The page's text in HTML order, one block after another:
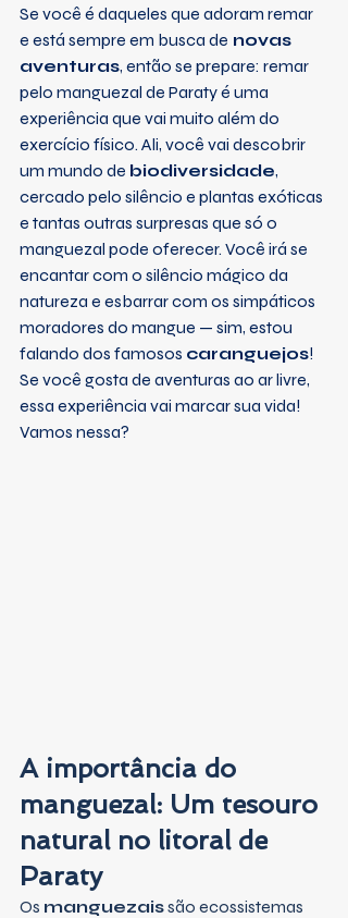
Se você é daqueles que adoram remar
e está sempre em busca de novas
aventuras, então se prepare: remar
pelo manguezal de Paraty é uma
experiência que vai muito além do
exercício físico. Ali, você vai descobrir
um mundo de biodiversidade,
cercado pelo silêncio e plantas exóticas
e tantas outras surpresas que só o
manguezal pode oferecer. Você irá se
encantar com o silêncio mágico da
natureza e esbarrar com os simpáticos
moradores do mangue — sim, estou
falando dos famosos caranguejos!
Se você gosta de aventuras ao ar livre,
essa experiência vai marcar sua vida!
Vamos nessa?
A importância do
manguezal: Um tesouro
natural no litoral de
Paraty
Os manguezais são ecossistemas